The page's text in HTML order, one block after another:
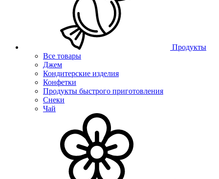
Продукты
Все товары
Джем
Кондитерские изделия
Конфетки
Продукты быстрого приготовления
Снеки
Чай